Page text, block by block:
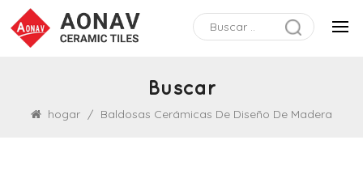
Buscar
hogar / Baldosas Cerámicas De Diseño De Madera